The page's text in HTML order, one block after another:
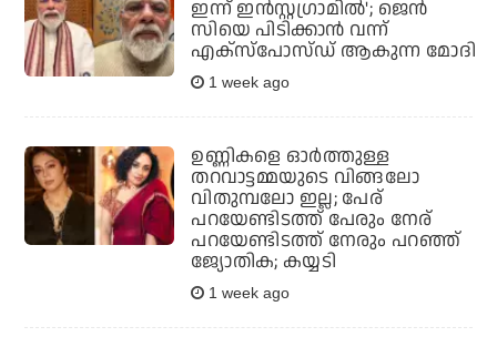
ഇന്ന് ഇന്‍സ്റ്റഗ്രാമില്‍'; ജെന്‍
സിയെ പിടിക്കാന്‍ വന്ന്
എക്‌സ്‌പോസ്ഡ് ആകുന്ന മോദി
1 week ago
ഉണ്ണികളെ ഓര്‍ത്തുള്ള
തറവാട്ടമ്മയുടെ വിങ്ങലോ
വിതുമ്പലോ ഇല്ല; പേര്
പറയേണ്ടിടത്ത് പേരും നേര്
പറയേണ്ടിടത്ത് നേരും പറഞ്ഞ്
ജ്യോതിക; കയ്യടി
1 week ago